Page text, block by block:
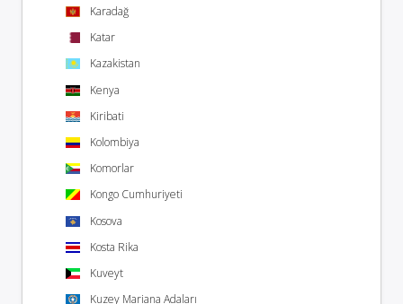
Karadağ
Katar
Kazakistan
Kenya
Kiribati
Kolombiya
Komorlar
Kongo Cumhuriyeti
Kosova
Kosta Rika
Kuveyt
Kuzey Mariana Adaları